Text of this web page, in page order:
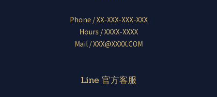
Phone / XX-XXX-XXX-XXX
Hours / XXXX-XXXX
Mail / XXX@XXXX.COM
Line 官方客服